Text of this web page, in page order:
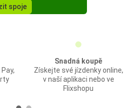
spoje
Snadná koupě
Získejte své jízdenky online,
v naší aplikaci nebo ve
Flixshopu